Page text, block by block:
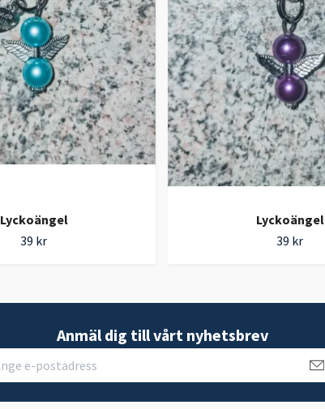
Lyckoängel
39 kr
Lyckoängel
39 kr
Anmäl dig till vårt nyhetsbrev